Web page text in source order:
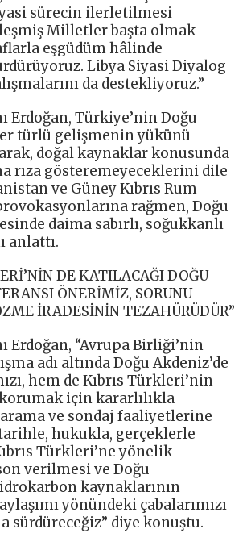
sürecin ilerletilmesi
Milletler başta olmak
eşgüdüm hâlinde
Libya Siyasi Diyalog
da destekliyoruz.”
Erdoğan, Türkiye’nin Doğu
türlü gelişmenin yükünü
doğal kaynaklar konusunda
rıza gösteremeyeceklerini dile
ve Güney Kıbrıs Rum
rağmen, Doğu
daima sabırlı, soğukkanlı
anlattı.
DE KATILACAĞI DOĞU
ÖNERİMİZ, SORUNU
İRADESİNİN TEZAHÜRÜDÜR”
Erdoğan, “Avrupa Birliği’nin
adı altında Doğu Akdeniz’de
hem de Kıbrıs Türkleri’nin
için kararlılıkla
ve sondaj faaliyetlerine
hukukla, gerçeklerle
Türkleri’ne yönelik
verilmesi ve Doğu
kaynaklarının
yönündeki çabalarımızı
sürdüreceğiz” diye konuştu.